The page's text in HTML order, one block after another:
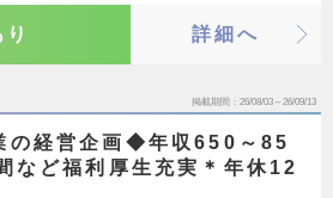
詳細へ
掲載期間 26/08/03～26/09/13
の経営企画◆年収650～85
など福利厚生充実＊年休12